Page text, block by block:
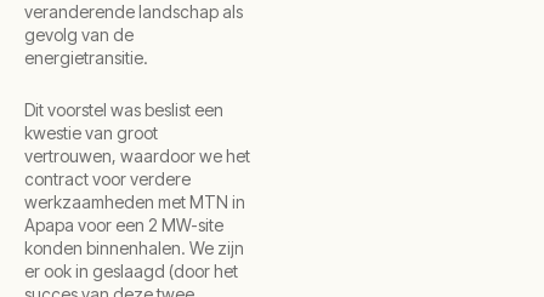
veranderende landschap als
gevolg van de
energietransitie.
Dit voorstel was beslist een
kwestie van groot
vertrouwen, waardoor we het
contract voor verdere
werkzaamheden met MTN in
Apapa voor een 2 MW-site
konden binnenhalen. We zijn
er ook in geslaagd (door het